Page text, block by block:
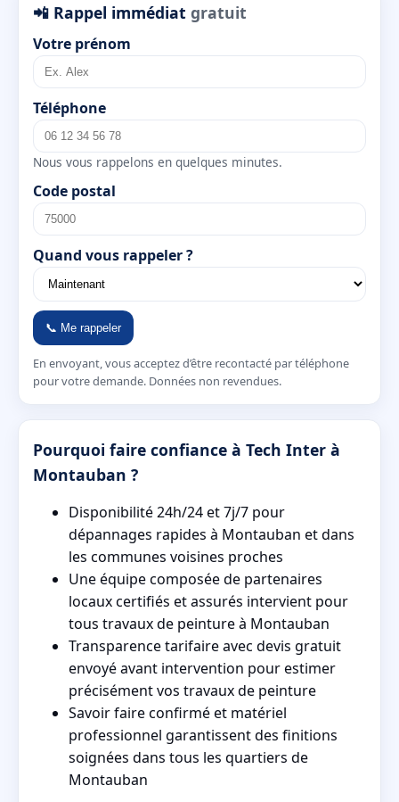
📲 Rappel immédiat gratuit
Votre prénom
Téléphone
Nous vous rappelons en quelques minutes.
Code postal
Quand vous rappeler ?
📞 Me rappeler
En envoyant, vous acceptez d’être recontacté par téléphone
pour votre demande. Données non revendues.
Pourquoi faire confiance à Tech Inter à
Montauban ?
Disponibilité 24h/24 et 7j/7 pour
dépannages rapides à Montauban et dans
les communes voisines proches
Une équipe composée de partenaires
locaux certifiés et assurés intervient pour
tous travaux de peinture à Montauban
Transparence tarifaire avec devis gratuit
envoyé avant intervention pour estimer
précisément vos travaux de peinture
Savoir faire confirmé et matériel
professionnel garantissent des finitions
soignées dans tous les quartiers de
Montauban